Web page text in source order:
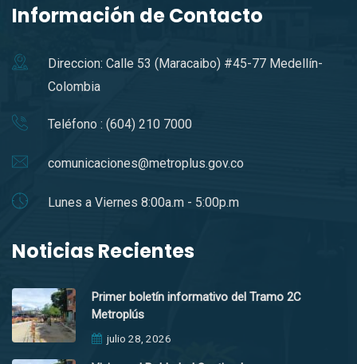
Información de Contacto
Direccion: Calle 53 (Maracaibo) #45-77 Medellín-
Colombia
Teléfono : (604) 210 7000
comunicaciones@metroplus.gov.co
Lunes a Viernes 8:00a.m - 5:00p.m
Noticias Recientes
Primer boletín informativo del Tramo 2C
Metroplús
julio 28, 2026